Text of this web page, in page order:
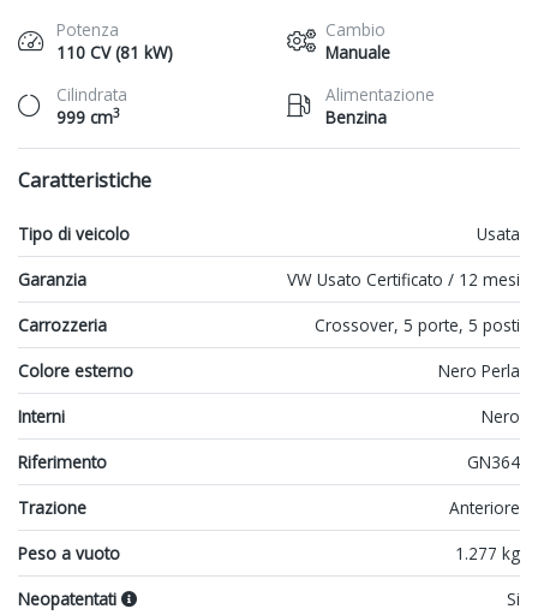
Potenza
110 CV (81 kW)
Cambio
Manuale
Cilindrata
999 cm3
Alimentazione
Benzina
Caratteristiche
Tipo di veicolo
Usata
Garanzia
VW Usato Certificato / 12 mesi
Carrozzeria
Crossover, 5 porte, 5 posti
Colore esterno
Nero Perla
Interni
Nero
Riferimento
GN364
Trazione
Anteriore
Peso a vuoto
1.277 kg
Neopatentati
Si